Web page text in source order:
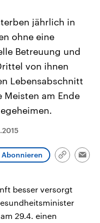
USA
Aktuelle Beiträge,
Hintergründe
Wirtschaftlich und
gehören die Vereinigten
den mächtigsten Ländern
mit großem Einfluss auf
Podcasts
jährlich in
ohne eine
Betreuung und
von ihnen
Lebensabschnitt
am Ende
Abonnieren
Link
besser versorgt
29.4. einen